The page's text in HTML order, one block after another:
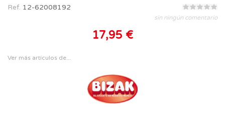
Ref. 12-62008192
sin ningún comentario
17,95 €
Ver más artículos de...